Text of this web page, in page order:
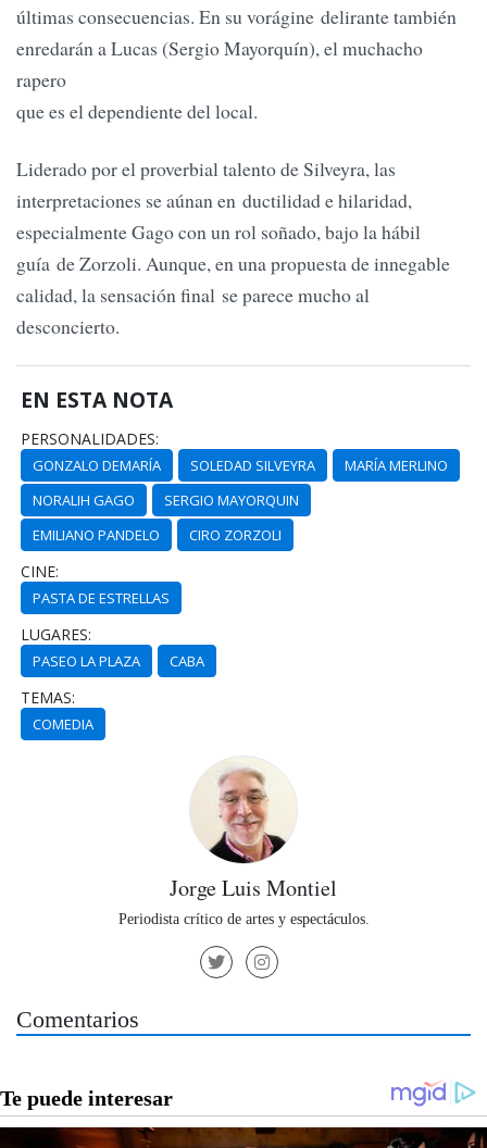
últimas consecuencias. En su vorágine delirante también
enredarán a Lucas (Sergio Mayorquín), el muchacho
rapero
que es el dependiente del local.
Liderado por el proverbial talento de Silveyra, las
interpretaciones se aúnan en ductilidad e hilaridad,
especialmente Gago con un rol soñado, bajo la hábil
guía de Zorzoli. Aunque, en una propuesta de innegable
calidad, la sensación final se parece mucho al
desconcierto.
EN ESTA NOTA
PERSONALIDADES:
GONZALO DEMARÍA SOLEDAD SILVEYRA
MARÍA MERLINO
NORALIH GAGO
SERGIO MAYORQUIN
EMILIANO PANDELO
CIRO ZORZOLI
CINE:
PASTA DE ESTRELLAS
LUGARES:
PASEO LA PLAZA CABA
TEMAS:
COMEDIA
Jorge Luis Montiel
Periodista crítico de artes y espectáculos.
Comentarios